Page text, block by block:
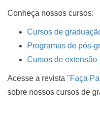
Conheça nossos cursos:
Cursos de
Programas de pós-
Cursos de extensão
Acesse a revista "Faça
sobre nossos cursos de